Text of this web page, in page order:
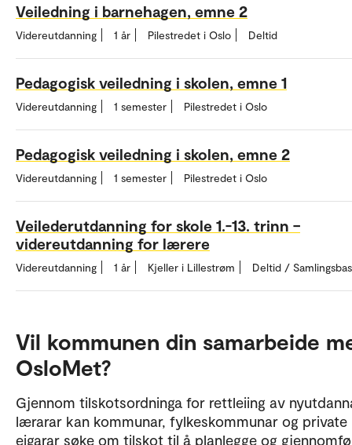
Veiledning i barnehagen, emne 2
Videreutdanning 1 år Pilestredet i Oslo Deltid
Pedagogisk veiledning i skolen, emne 1
Videreutdanning 1 semester Pilestredet i Oslo
Pedagogisk veiledning i skolen, emne 2
Videreutdanning 1 semester Pilestredet i Oslo
Veilederutdanning for skole 1.-13. trinn –
videreutdanning for lærere
Videreutdanning 1 år Kjeller i Lillestrøm Deltid /
Vil kommunen din samarbeide
OsloMet?
Gjennom tilskotsordninga for rettleiing av
lærarar kan kommunar, fylkeskommunar og private
eigarar søke om tilskot til å planlegge og